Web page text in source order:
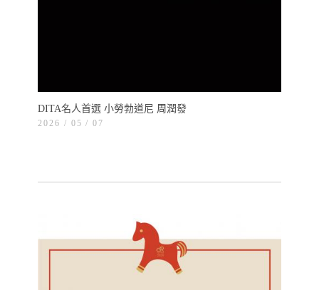
DITA名人首選 小勞勃道尼 周潤發
2026 / 05 07